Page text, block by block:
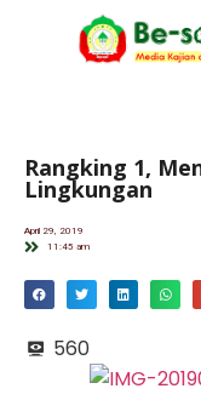
Rangking 1,
Lingkungan
April 29, 2019
11:45 am
560